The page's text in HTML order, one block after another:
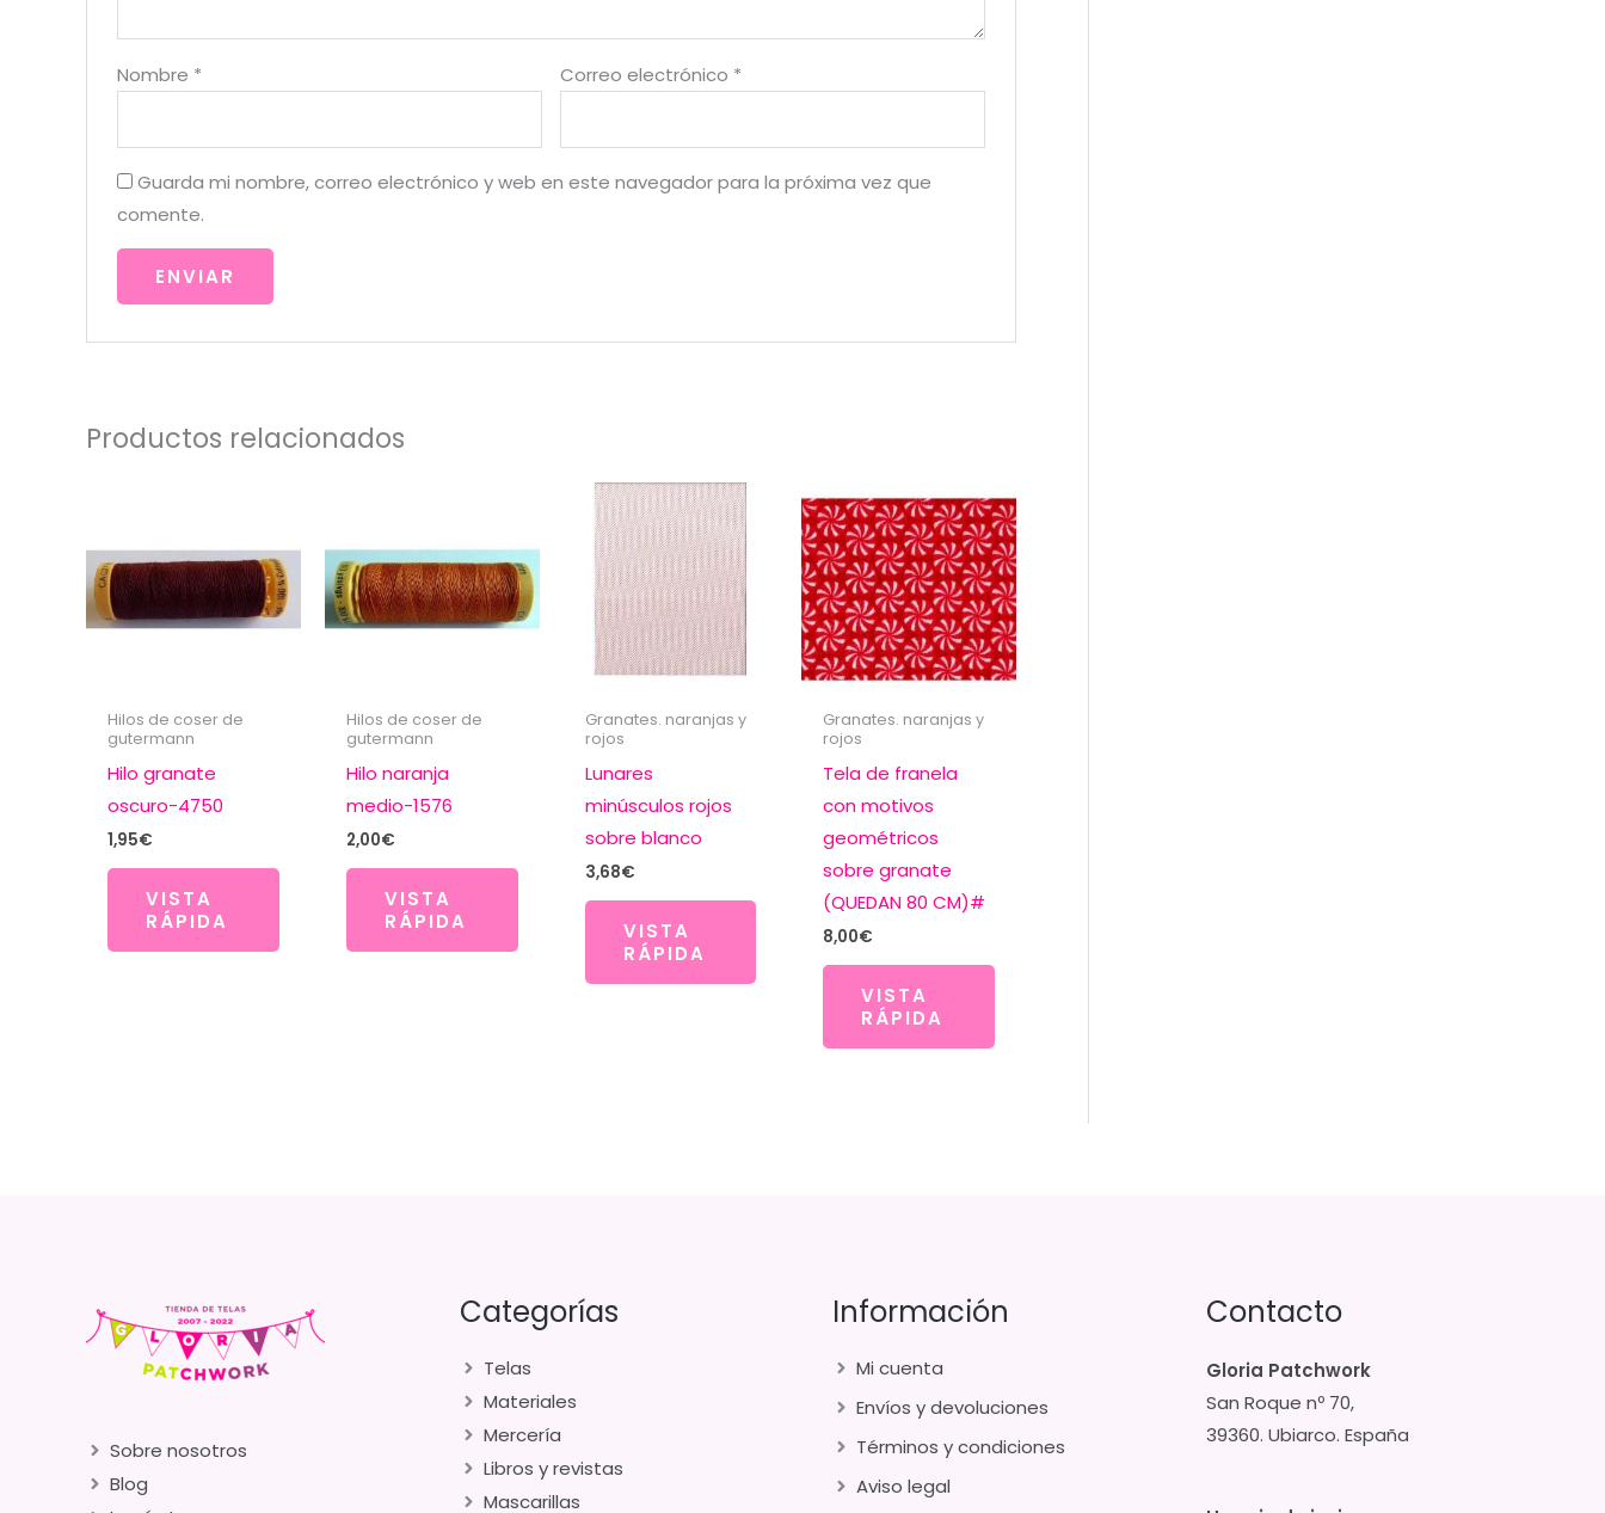
Nombre * Correo electrónico *
Guarda mi nombre, correo electrónico y web en este navegador para la próxima vez que
comente.
Productos relacionados
Hilos de coser de
gutermann
Hilo granate
oscuro-4750
1,95€
VISTA
RÁPIDA
Hilos de coser de
gutermann
Hilo naranja
medio-1576
2,00€
VISTA
RÁPIDA
Granates. naranjas y
rojos
Lunares
minúsculos rojos
sobre blanco
3,68€
VISTA
RÁPIDA
Granates. naranjas y
rojos
Tela de franela
con motivos
geométricos
sobre granate
(QUEDAN 80 CM)#
8,00€
VISTA
RÁPIDA
Sobre nosotros
Blog
Categorías
Telas
Materiales
Mercería
Libros y revistas
Mascarillas
Información
Mi cuenta
Envíos y devoluciones
Términos y condiciones
Aviso legal
Contacto
Gloria Patchwork
San Roque nº 70,
39360. Ubiarco. España